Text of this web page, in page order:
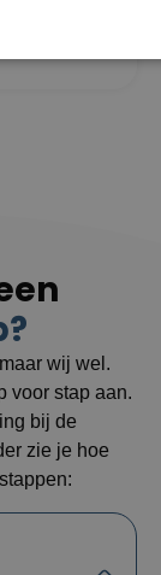
wij wel.
voor stap aan.
bij de
zie je hoe